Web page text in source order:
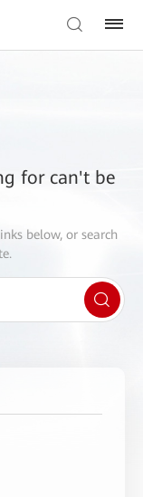
for can't be
below, or search